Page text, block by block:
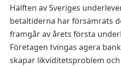
Hälften av Sveriges
betaltiderna har försämrats
framgår av årets första
Företagen tvingas agera
skapar likviditetsproblem